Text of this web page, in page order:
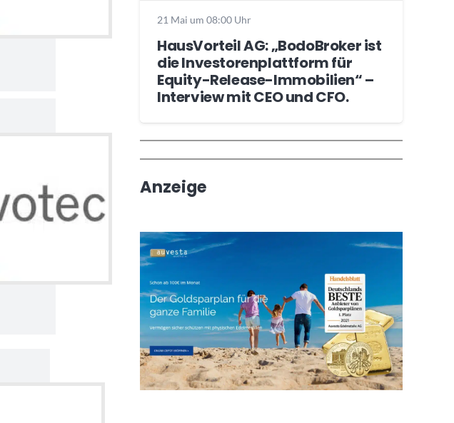
21 Mai um 08:00 Uhr
HausVorteil AG: „BodoBroker ist
die Investorenplattform für
Equity-Release-Immobilien“ –
Interview mit CEO und CFO.
Wochenrückblick
Trendthemen
Anzeige